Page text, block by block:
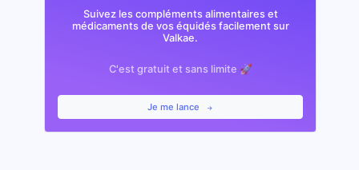
Suivez les compléments alimentaires et
médicaments de vos équidés facilement sur
Valkae.
C'est gratuit et sans limite 🚀
Je me lance